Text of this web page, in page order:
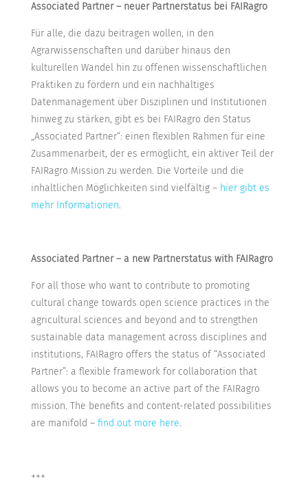
Associated Partner – neuer Partnerstatus bei FAIRagro
Für alle, die dazu beitragen wollen, in den
Agrarwissenschaften und darüber hinaus den
kulturellen Wandel hin zu offenen wissenschaftlichen
Praktiken zu fördern und ein nachhaltiges
Datenmanagement über Disziplinen und Institutionen
hinweg zu stärken, gibt es bei FAIRagro den Status
„Associated Partner“: einen flexiblen Rahmen für eine
Zusammenarbeit, der es ermöglicht, ein aktiver Teil der
FAIRagro Mission zu werden. Die Vorteile und die
inhaltlichen Möglichkeiten sind vielfältig – hier gibt es
mehr Informationen.
Associated Partner – a new Partnerstatus with FAIRagro
For all those who want to contribute to promoting
cultural change towards open science practices in the
agricultural sciences and beyond and to strengthen
sustainable data management across disciplines and
institutions, FAIRagro offers the status of “Associated
Partner”: a flexible framework for collaboration that
allows you to become an active part of the FAIRagro
mission. The benefits and content-related possibilities
are manifold – find out more here.
+++